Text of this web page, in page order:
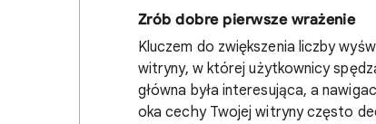
Zrób dobre pierwsze wrażenie
Kluczem do zwiększenia liczby
witryny, w której użytkownicy
główna była interesująca, a
oka cechy Twojej witryny często